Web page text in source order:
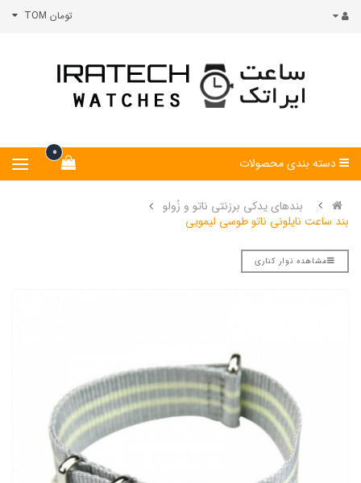
تومان TOM
0
دسته بندی محصولات
بندهای یدکی برزنتی ناتو و زُولو
بند ساعت نایلونی ناتو طوسی لیمویی
مشاهده نوار کناری